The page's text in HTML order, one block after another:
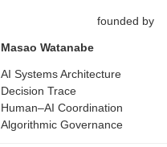
founded by
Masao Watanabe
AI Systems Architecture
Decision Trace
Human–AI Coordination
Algorithmic Governance